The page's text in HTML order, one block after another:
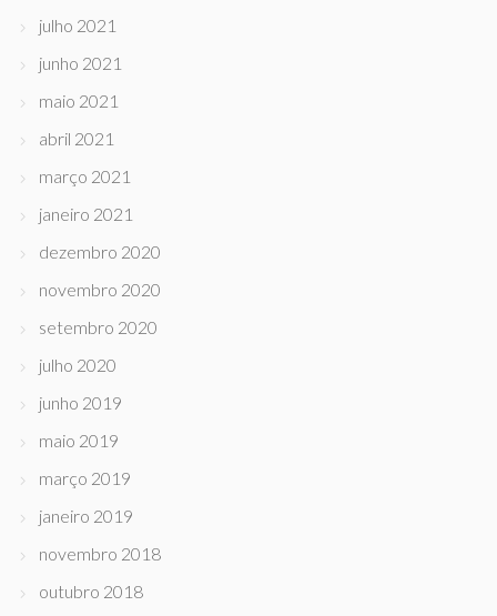
julho 2021
junho 2021
maio 2021
abril 2021
março 2021
janeiro 2021
dezembro 2020
novembro 2020
setembro 2020
julho 2020
junho 2019
maio 2019
março 2019
janeiro 2019
novembro 2018
outubro 2018